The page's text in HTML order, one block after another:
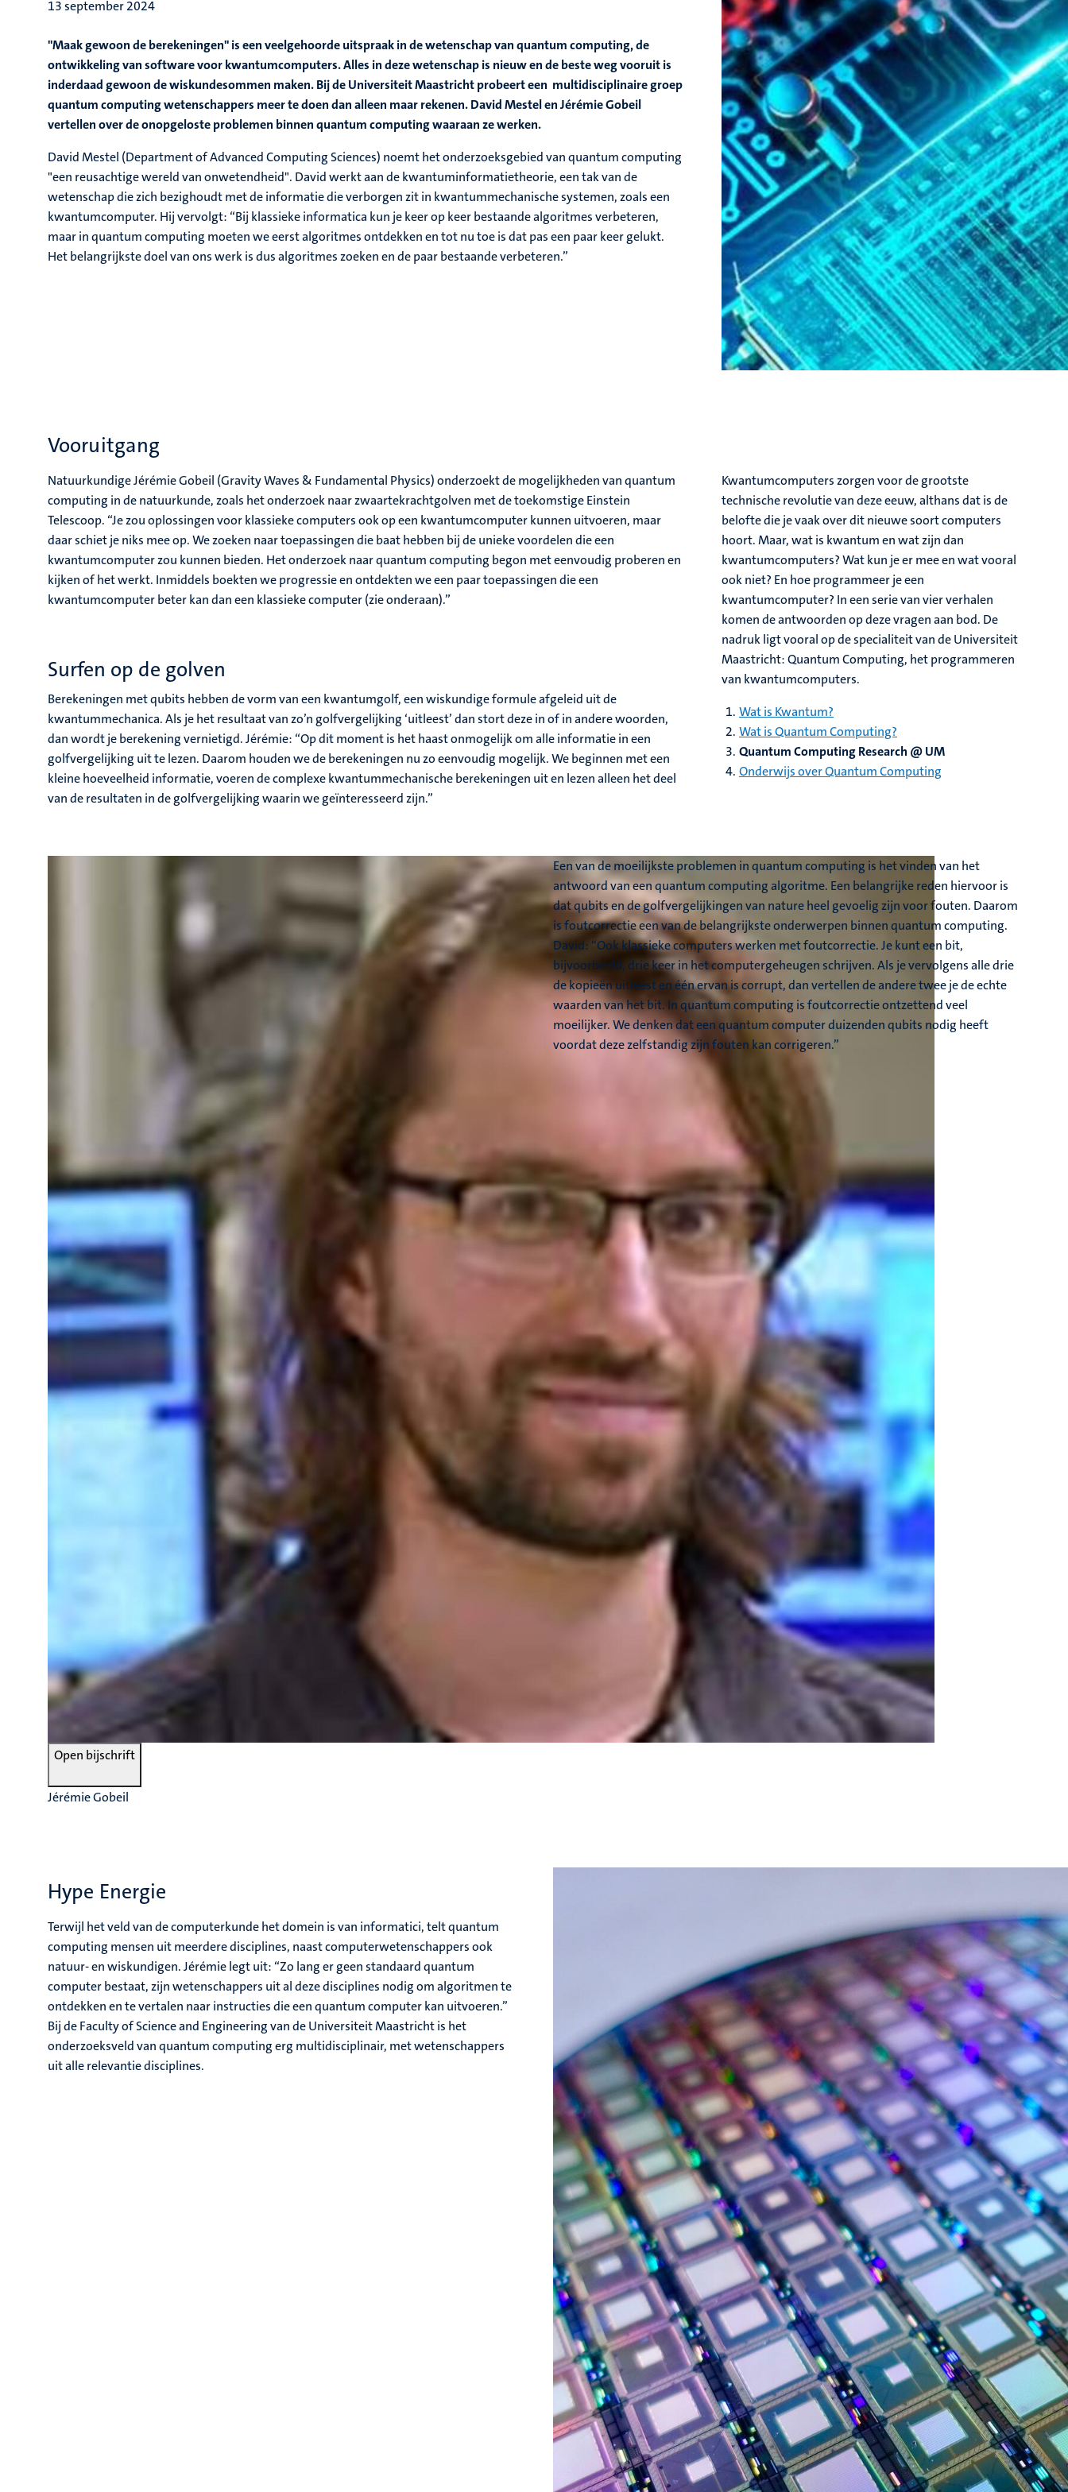
13 september 2024
"Maak gewoon de berekeningen" is een veelgehoorde uitspraak in de wetenschap van quantum computing, de
ontwikkeling van software voor kwantumcomputers. Alles in deze wetenschap is nieuw en de beste weg vooruit is
inderdaad gewoon de wiskundesommen maken. Bij de Universiteit Maastricht probeert een multidisciplinaire groep
quantum computing wetenschappers meer te doen dan alleen maar rekenen. David Mestel en Jérémie Gobeil
vertellen over de onopgeloste problemen binnen quantum computing waaraan ze werken.
David Mestel (Department of Advanced Computing Sciences) noemt het onderzoeksgebied van quantum computing
"een reusachtige wereld van onwetendheid". David werkt aan de kwantuminformatietheorie, een tak van de
wetenschap die zich bezighoudt met de informatie die verborgen zit in kwantummechanische systemen, zoals een
kwantumcomputer. Hij vervolgt: “Bij klassieke informatica kun je keer op keer bestaande algoritmes verbeteren,
maar in quantum computing moeten we eerst algoritmes ontdekken en tot nu toe is dat pas een paar keer gelukt.
Het belangrijkste doel van ons werk is dus algoritmes zoeken en de paar bestaande verbeteren.”
Vooruitgang
Natuurkundige Jérémie Gobeil (Gravity Waves & Fundamental Physics) onderzoekt de mogelijkheden van quantum
computing in de natuurkunde, zoals het onderzoek naar zwaartekrachtgolven met de toekomstige Einstein
Telescoop. “Je zou oplossingen voor klassieke computers ook op een kwantumcomputer kunnen uitvoeren, maar
daar schiet je niks mee op. We zoeken naar toepassingen die baat hebben bij de unieke voordelen die een
kwantumcomputer zou kunnen bieden. Het onderzoek naar quantum computing begon met eenvoudig proberen en
kijken of het werkt. Inmiddels boekten we progressie en ontdekten we een paar toepassingen die een
kwantumcomputer beter kan dan een klassieke computer (zie onderaan).”
Surfen op de golven
Berekeningen met qubits hebben de vorm van een kwantumgolf, een wiskundige formule afgeleid uit de
kwantummechanica. Als je het resultaat van zo’n golfvergelijking ‘uitleest’ dan stort deze in of in andere woorden,
dan wordt je berekening vernietigd. Jérémie: “Op dit moment is het haast onmogelijk om alle informatie in een
golfvergelijking uit te lezen. Daarom houden we de berekeningen nu zo eenvoudig mogelijk. We beginnen met een
kleine hoeveelheid informatie, voeren de complexe kwantummechanische berekeningen uit en lezen alleen het deel
van de resultaten in de golfvergelijking waarin we geïnteresseerd zijn.”
Kwantumcomputers zorgen voor de grootste
technische revolutie van deze eeuw, althans dat is de
belofte die je vaak over dit nieuwe soort computers
hoort. Maar, wat is kwantum en wat zijn dan
kwantumcomputers? Wat kun je er mee en wat vooral
ook niet? En hoe programmeer je een
kwantumcomputer? In een serie van vier verhalen
komen de antwoorden op deze vragen aan bod. De
nadruk ligt vooral op de specialiteit van de Universiteit
Maastricht: Quantum Computing, het programmeren
van kwantumcomputers.
Wat is Kwantum?
Wat is Quantum Computing?
Quantum Computing Research @ UM
Onderwijs over Quantum Computing
Een van de moeilijkste problemen in quantum computing is het vinden van het
antwoord van een quantum computing algoritme. Een belangrijke reden hiervoor is
dat qubits en de golfvergelijkingen van nature heel gevoelig zijn voor fouten. Daarom
is foutcorrectie een van de belangrijkste onderwerpen binnen quantum computing.
David: “Ook klassieke computers werken met foutcorrectie. Je kunt een bit,
bijvoorbeeld, drie keer in het computergeheugen schrijven. Als je vervolgens alle drie
de kopieën uitleest en één ervan is corrupt, dan vertellen de andere twee je de echte
waarden van het bit. In quantum computing is foutcorrectie ontzettend veel
moeilijker. We denken dat een quantum computer duizenden qubits nodig heeft
voordat deze zelfstandig zijn fouten kan corrigeren.”
Open bijschrift
Jérémie Gobeil
Hype Energie
Terwijl het veld van de computerkunde het domein is van informatici, telt quantum
computing mensen uit meerdere disciplines, naast computerwetenschappers ook
natuur- en wiskundigen. Jérémie legt uit: “Zo lang er geen standaard quantum
computer bestaat, zijn wetenschappers uit al deze disciplines nodig om algoritmen te
ontdekken en te vertalen naar instructies die een quantum computer kan uitvoeren.”
Bij de Faculty of Science and Engineering van de Universiteit Maastricht is het
onderzoeksveld van quantum computing erg multidisciplinair, met wetenschappers
uit alle relevantie disciplines.